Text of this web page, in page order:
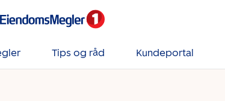
Tips og råd Kundeportal